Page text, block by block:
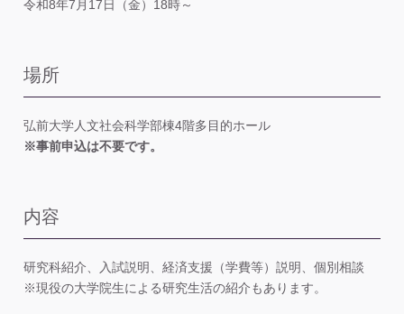
令和8年7月17日（金）18時～
場所
弘前大学人文社会科学部棟4階多目的ホール
※事前申込は不要です。
内容
研究科紹介、入試説明、経済支援（学費等）説明、個別相談
※現役の大学院生による研究生活の紹介もあります。